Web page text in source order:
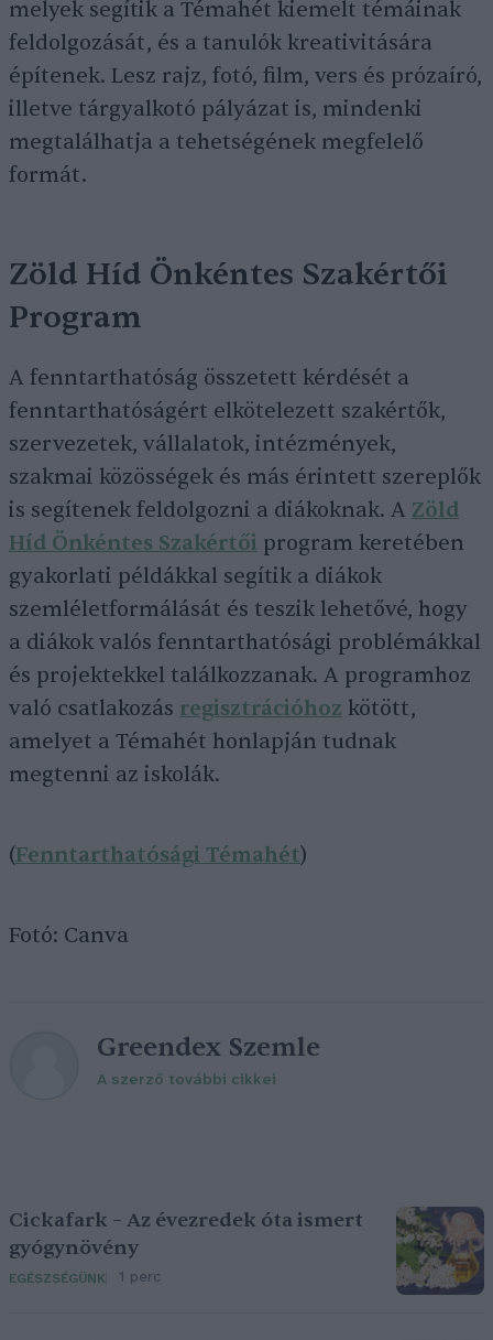
melyek segítik a Témahét kiemelt témáinak
feldolgozását, és a tanulók kreativitására
építenek. Lesz rajz, fotó, film, vers és prózaíró,
illetve tárgyalkotó pályázat is, mindenki
megtalálhatja a tehetségének megfelelő
formát.
Zöld Híd Önkéntes Szakértői
Program
A fenntarthatóság összetett kérdését a
fenntarthatóságért elkötelezett szakértők,
szervezetek, vállalatok, intézmények,
szakmai közösségek és más érintett szereplők
is segítenek feldolgozni a diákoknak. A Zöld
Híd Önkéntes Szakértői program keretében
gyakorlati példákkal segítik a diákok
szemléletformálását és teszik lehetővé, hogy
a diákok valós fenntarthatósági problémákkal
és projektekkel találkozzanak. A programhoz
való csatlakozás regisztrációhoz kötött,
amelyet a Témahét honlapján tudnak
megtenni az iskolák.
(Fenntarthatósági Témahét)
Fotó: Canva
Greendex Szemle
A szerző további cikkei
Cickafark – Az évezredek óta ismert
gyógynövény
EGÉSZSÉGÜNK 1 perc